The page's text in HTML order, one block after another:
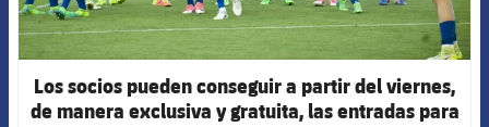
Los socios pueden conseguir a partir del viernes,
de manera exclusiva y gratuita, las entradas para